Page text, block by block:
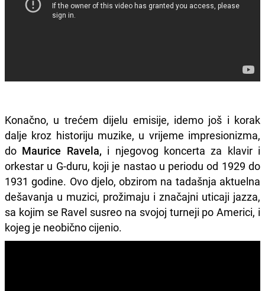
Konačno, u trećem dijelu emisije, idemo još i korak
dalje kroz historiju muzike, u vrijeme impresionizma,
do Maurice Ravela, i njegovog koncerta za klavir i
orkestar u G-duru, koji je nastao u periodu od 1929 do
1931 godine. Ovo djelo, obzirom na tadašnja aktuelna
dešavanja u muzici, prožimaju i značajni uticaji jazza,
sa kojim se Ravel susreo na svojoj turneji po Americi, i
kojeg je neobično cijenio.